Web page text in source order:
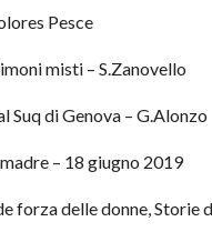
Pesce
misti – S.Zanovello
Suq di Genova – G.Alonzo
– 18 giugno 2019
forza delle donne, Storie